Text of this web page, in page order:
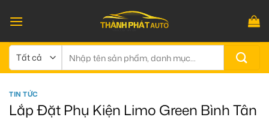
qua
dung
kiếm:
TIN TỨC
Lắp Đặt Phụ Kiện Limo Green Bình Tân